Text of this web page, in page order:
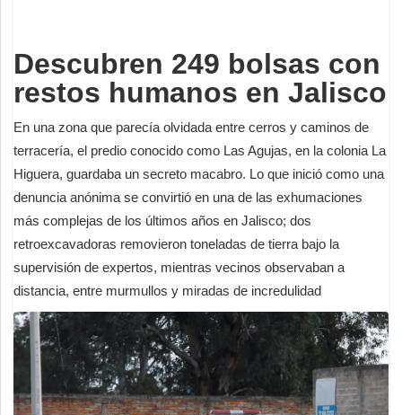
Descubren 249 bolsas con
restos humanos en Jalisco
En una zona que parecía olvidada entre cerros y caminos de
terracería, el predio conocido como Las Agujas, en la colonia La
Higuera, guardaba un secreto macabro. Lo que inició como una
denuncia anónima se convirtió en una de las exhumaciones
más complejas de los últimos años en Jalisco; dos
retroexcavadoras removieron toneladas de tierra bajo la
supervisión de expertos, mientras vecinos observaban a
distancia, entre murmullos y miradas de incredulidad